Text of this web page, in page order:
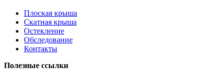
Плоская крыша
Скатная крыша
Остекление
Обследование
Контакты
Полезные ссылки